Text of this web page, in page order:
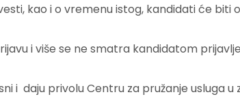
kao i o vremenu istog, kandidati će
i više se ne smatra kandidatom
i daju privolu Centru za pružanje usluga